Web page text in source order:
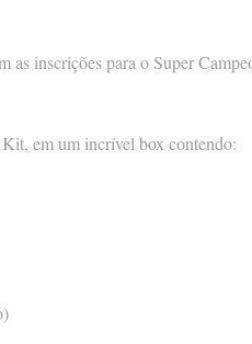
as inscrições para o Super
em um incrível box contendo: